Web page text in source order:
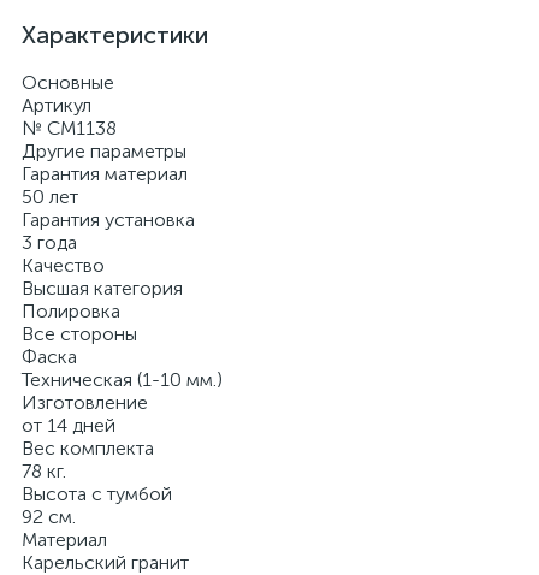
Характеристики
Основные
Артикул
№ CM1138
Другие параметры
Гарантия материал
50 лет
Гарантия установка
3 года
Качество
Высшая категория
Полировка
Все стороны
Фаска
Техническая (1-10 мм.)
Изготовление
от 14 дней
Вес комплекта
78 кг.
Высота с тумбой
92 см.
Материал
Карельский гранит